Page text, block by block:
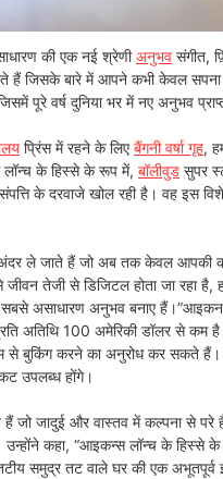
की एक नई श्रेणीअनुभव संगीत,
लेते हैं जिसके बारे में आपने कभी केवल
पूरे वर्ष दुनिया भर में नए अनुभव
प्रिंस में रहने के लिएबैंगनी वर्षा गृह,
लॉन्च के हिस्से के रूप में, बॉलीवुड सुपर
के दरवाजे खोल रही है। वह इस
ले जाते हैं जो अब तक केवल आपकी
तेजी से डिजिटल होता जा रहा है,
असाधारण अनुभव बनाए
अतिथि 100 अमेरिकी डॉलर से कम
से बुकिंग करने का अनुरोध कर सकते हैं।
उपलब्ध होंगे।
जो जादुई और वास्तव में कल्पना से परे
उन्होंने कहा, “आइकन्स लॉन्च के
समुद्र तट वाले घर की एक